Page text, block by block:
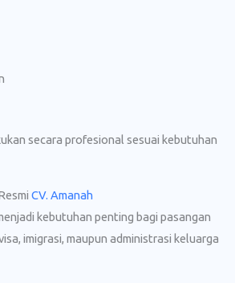
secara profesional sesuai kebutuhan
CV. Amanah
kebutuhan penting bagi pasangan
imigrasi, maupun administrasi keluarga